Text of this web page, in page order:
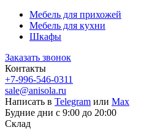
Мебель для прихожей
Мебель для кухни
Шкафы
Заказать звонок
Контакты
+7-996-546-0311
sale@anisola.ru
Написать в Telegram или Max
Будние дни с 9:00 до 20:00
Склад